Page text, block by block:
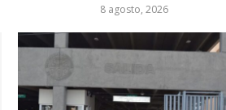
8 agosto, 2026